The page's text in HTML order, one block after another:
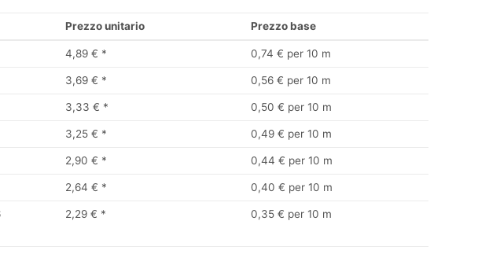
Prezzo unitario Prezzo base
4,89 € * 0,74 € per 10 m
3,69 € * 0,56 € per 10 m
3,33 € * 0,50 € per 10 m
3,25 € * 0,49 € per 10 m
2,90 € * 0,44 € per 10 m
2,64 € * 0,40 € per 10 m
2,29 € * 0,35 € per 10 m